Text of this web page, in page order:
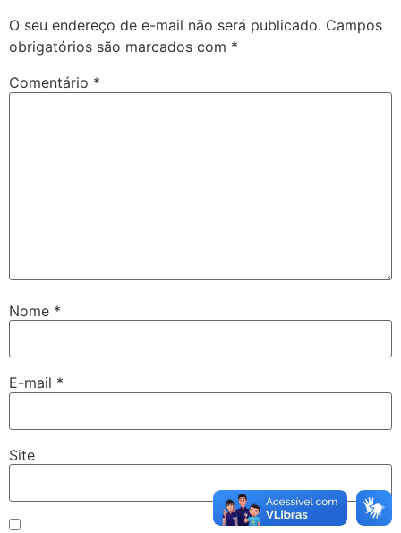
O seu endereço de e-mail não será publicado. Campos
obrigatórios são marcados com *
Comentário *
Nome *
E-mail *
Site